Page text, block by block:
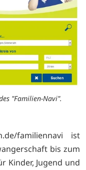
"Familien-Navi".
familiennavi ist
bis zum
Kinder, Jugend und